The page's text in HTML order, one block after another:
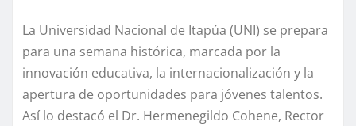
La Universidad Nacional de Itapúa (UNI) se prepara
para una semana histórica, marcada por la
innovación educativa, la internacionalización y la
apertura de oportunidades para jóvenes talentos.
Así lo destacó el Dr. Hermenegildo Cohene, Rector